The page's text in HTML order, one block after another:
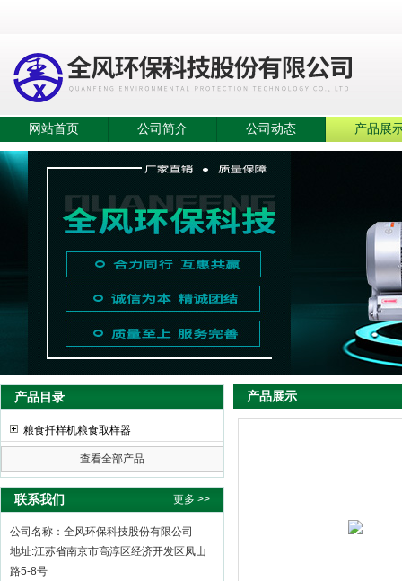
网站首页 公司简介 公司动态 产品展
产品目录
粮食扦样机粮食取样器
查看全部产品
联系我们 更多 >>
公司名称：全风环保科技股份有限公司
地址:江苏省南京市高淳区经济开发区凤山
路5-8号
产品展示